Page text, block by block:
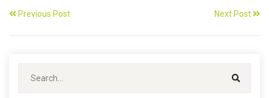
Previous Post Next Post